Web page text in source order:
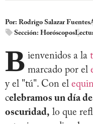
Por: Rodrigo Salazar Fuentes
Sección: Horóscopos
B ienvenidos a la
marcado por el
y el "tú". Con el
celebramos un día
oscuridad, lo que